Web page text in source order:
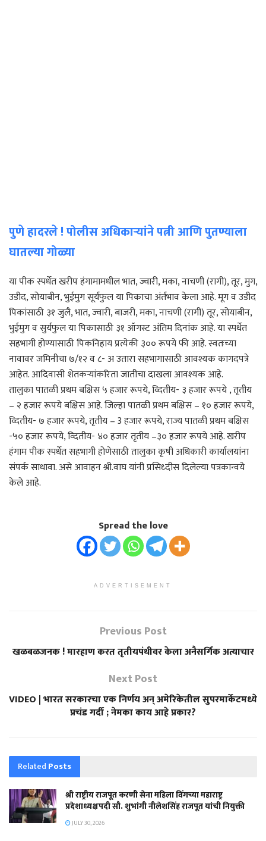
पुणे हादरले ! पोलीस अधिकाऱ्यांने पत्नी आणि पुतण्याला
घातल्या गोळ्या
या पीक स्पर्धेत खरीप हंगामामधील भात, ज्वारी, मका, नाचणी (रागी), तूर, मुग,
उडीद, सोयाबीन, भुईमुग सूर्यफुल या पिकाचा अंर्तभाव केला आहे. मूग व उडीद
पिकांसाठी ३१ जुलै, भात, ज्वारी, बाजरी, मका, नाचणी (रागी) तूर, सोयाबीन,
भुईमुग व सुर्यफुल या पिकासाठी ३१ ऑगस्ट अंतिम दिनांक आहे. या स्पर्धेत
सहभागी होण्यासाठी पिकनिहाय प्रत्येकी ३०० रूपये फी आहे. स्वतःच्या
नावावर जमिनीचा ७/१२ व ८- अ उतारा सहभागासाठी आवश्यक कागदपत्रे
आहेत. आदिवासी शेतकऱ्यांकरिता जातीचा दाखला आवश्यक आहे.
तालुका पातळी प्रथम बक्षिस ५ हजार रूपये, व्दितीय- ३ हजार रूपये , तृतीय
– २ हजार रूपये बक्षिस आहे. जिल्हा पातळी प्रथम बक्षिस – १० हजार रूपये,
व्दितीय- ७ हजार रूपये, तृतीय – 3 हजार रूपये, राज्य पातळी प्रथम बक्षिस
-५० हजार रूपये, व्दितीय- ४० हजार तृतीय –३० हजार रूपये आहे. खरीप
हंगाम पीक स्पर्धेत सहभागी होणेसाठी तालुका कृषी अधिकारी कार्यालयांना
संपर्क साधावा. असे आवाहन श्री.वाघ यांनी प्रसिध्दीस दिलेल्या पत्रकान्वये
केले आहे.
Spread the love
ADVERTISEMENT
Previous Post
खळबळजनक ! मारहाण करत तृतीयपंथीवर केला अनैसर्गिक अत्याचार
Next Post
VIDEO | भारत सरकारचा एक निर्णय अन् अमेरिकेतील सुपरमार्केटमध्ये
प्रचंड गर्दी ; नेमका काय आहे प्रकार?
Related Posts
श्री राष्ट्रीय राजपूत करणी सेना महिला विंगच्या महाराष्ट्र
प्रदेशाध्यक्षपदी सौ. शुभांगी नीलेशसिंह राजपूत यांची नियुक्ती
JULY 30, 2026